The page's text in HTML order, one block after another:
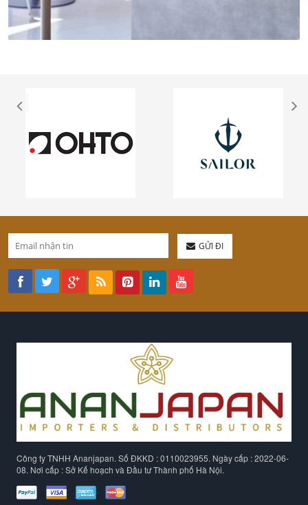
GỬI ĐI
Công ty TNHH Ananjapan. Số ĐKKD : 0110023955. Ngày cấp : 2022-06-
08. Nơi cấp : Sở Kế hoạch và Đầu tư Thành phố Hà Nội.